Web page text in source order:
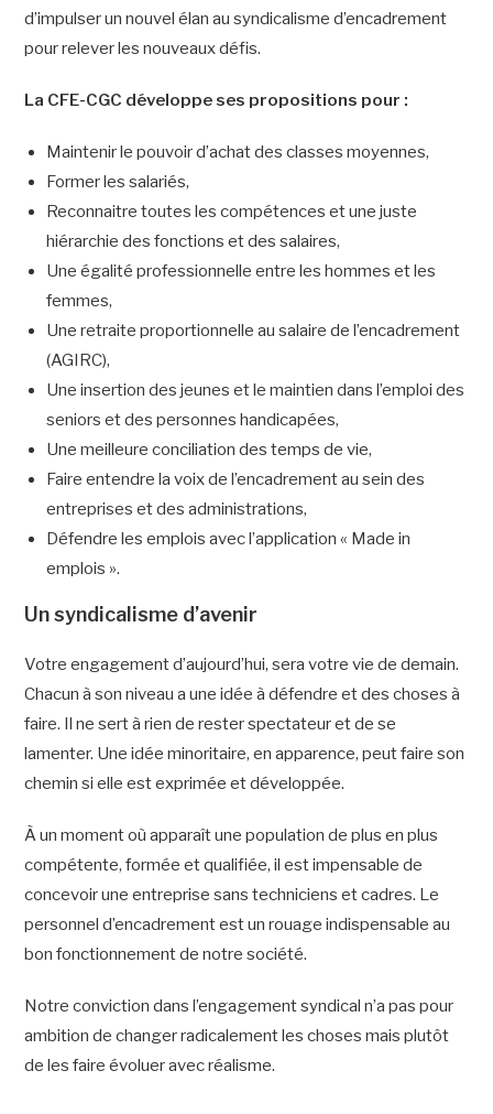
d’impulser un nouvel élan au syndicalisme d’encadrement
pour relever les nouveaux défis.
La CFE-CGC développe ses propositions pour :
Maintenir le pouvoir d’achat des classes moyennes,
Former les salariés,
Reconnaitre toutes les compétences et une juste
hiérarchie des fonctions et des salaires,
Une égalité professionnelle entre les hommes et les
femmes,
Une retraite proportionnelle au salaire de l’encadrement
(AGIRC),
Une insertion des jeunes et le maintien dans l’emploi des
seniors et des personnes handicapées,
Une meilleure conciliation des temps de vie,
Faire entendre la voix de l’encadrement au sein des
entreprises et des administrations,
Défendre les emplois avec l’application « Made in
emplois ».
Un syndicalisme d’avenir
Votre engagement d’aujourd’hui, sera votre vie de demain.
Chacun à son niveau a une idée à défendre et des choses à
faire. Il ne sert à rien de rester spectateur et de se
lamenter. Une idée minoritaire, en apparence, peut faire son
chemin si elle est exprimée et développée.
À un moment où apparaît une population de plus en plus
compétente, formée et qualifiée, il est impensable de
concevoir une entreprise sans techniciens et cadres. Le
personnel d’encadrement est un rouage indispensable au
bon fonctionnement de notre société.
Notre conviction dans l’engagement syndical n’a pas pour
ambition de changer radicalement les choses mais plutôt
de les faire évoluer avec réalisme.